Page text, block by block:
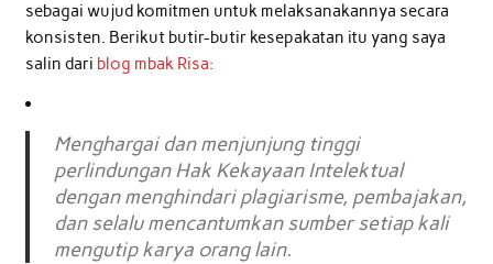
sebagai wujud komitmen untuk melaksanakannya secara
konsisten. Berikut butir-butir kesepakatan itu yang saya
salin dari blog mbak Risa:
Menghargai dan menjunjung tinggi
perlindungan Hak Kekayaan Intelektual
dengan menghindari plagiarisme, pembajakan,
dan selalu mencantumkan sumber setiap kali
mengutip karya orang lain.